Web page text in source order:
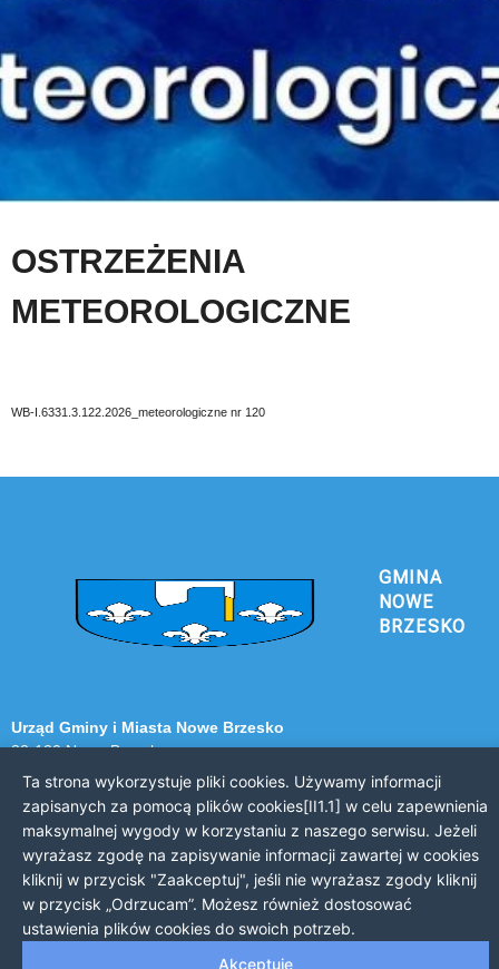
OSTRZEŻENIA
METEOROLOGICZNE
WB-I.6331.3.122.2026_meteorologiczne nr 120
GMINA
NOWE
BRZESKO
Urząd Gminy i Miasta Nowe Brzesko
32-120 Nowe Brzesko
ul. Krakowska 44
KONTAKT Z URZĘDEM
Telefon: 12 385 20 94
Faks: 12 385 03 55
Email: sekretariat@nowe-brzesko.pl
Ta strona wykorzystuje pliki cookies. Używamy informacji
zapisanych za pomocą plików cookies[II1.1] w celu zapewnienia
maksymalnej wygody w korzystaniu z naszego serwisu. Jeżeli
wyrażasz zgodę na zapisywanie informacji zawartej w cookies
kliknij w przycisk "Zaakceptuj", jeśli nie wyrażasz zgody kliknij
w przycisk „Odrzucam”. Możesz również dostosować
ustawienia plików cookies do swoich potrzeb.
Akceptuję